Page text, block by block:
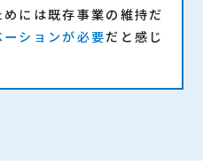
には既存事業の維持だ
ションが必要だと感じ